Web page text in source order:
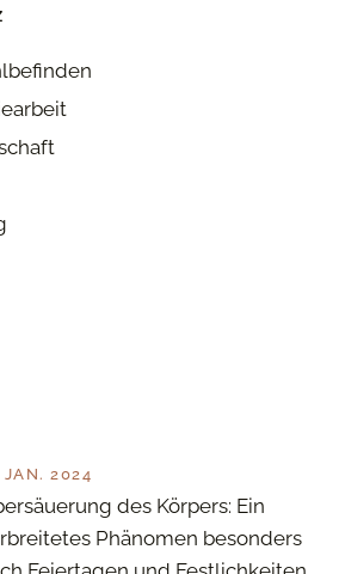
JAN. 2024
des Körpers: Ein
Phänomen besonders